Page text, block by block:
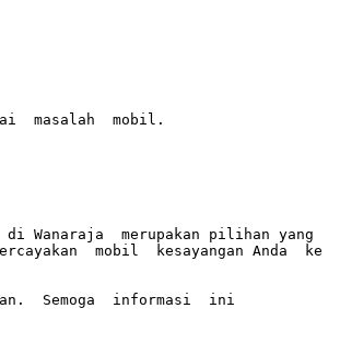
masalah  mobil.
Wanaraja  merupakan pilihan yang
mobil  kesayangan Anda  ke
Semoga  informasi  ini